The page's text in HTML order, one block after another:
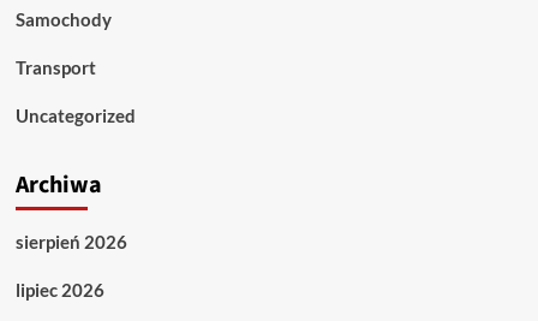
Samochody
Transport
Uncategorized
Archiwa
sierpień 2026
lipiec 2026